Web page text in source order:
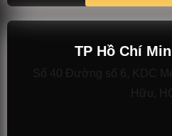
TP Hồ Chí
Số 40 Đường số 6, KDC
Hữu,